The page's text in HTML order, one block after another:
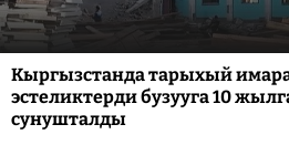
Кыргызстанда тарыхый
эстеликтерди бузууга 10
сунушталды